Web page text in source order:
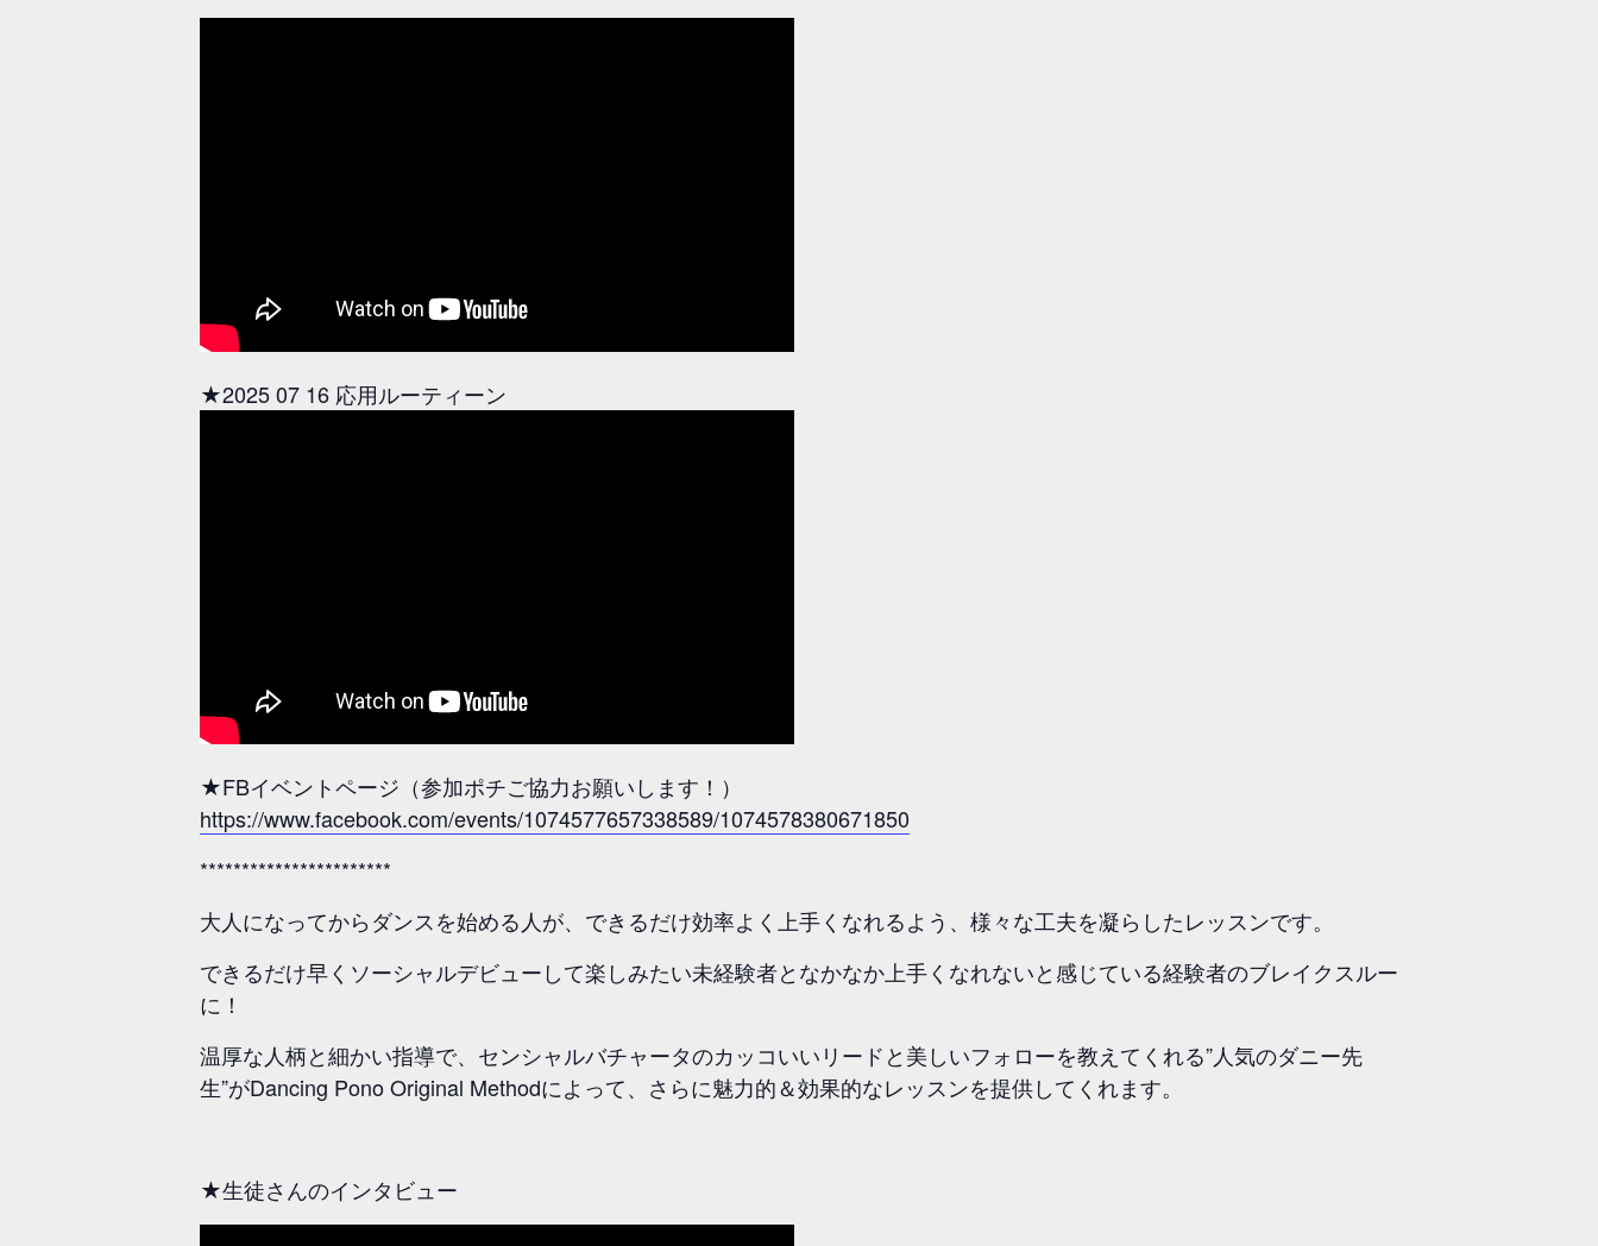
★2025 07 16 応用ルーティーン
★FBイベントページ（参加ポチご協力お願いします！）
https://www.facebook.com/events/1074577657338589/1074578380671850
***********************
大人になってからダンスを始める人が、できるだけ効率よく上手くなれるよう、様々な工夫を凝らしたレッスンです。
できるだけ早くソーシャルデビューして楽しみたい未経験者となかなか上手くなれないと感じている経験者のブレイクスルー
に！
温厚な人柄と細かい指導で、センシャルバチャータのカッコいいリードと美しいフォローを教えてくれる”人気のダニー先
生”がDancing Pono Original Methodによって、さらに魅力的＆効果的なレッスンを提供してくれます。
★生徒さんのインタビュー